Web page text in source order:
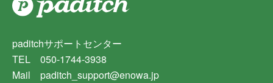
paditchサポートセンター
TEL 050-1744-3938
Mail paditch_support@enowa.jp